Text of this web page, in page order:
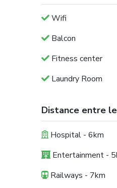
Wifi
Balcon
Fitness center
Laundry Room
Distance entre
Hospital - 6km
Entertainment -
Railways - 7km